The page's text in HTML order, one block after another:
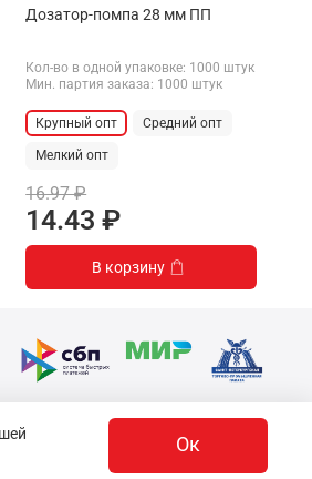
Дозатор-помпа 28 мм ПП
Кол-во в одной упаковке: 1000 штук
Мин. партия заказа: 1000 штук
Крупный опт Средний опт
Мелкий опт
16.97 ₽
14.43 ₽
В корзину
Ок